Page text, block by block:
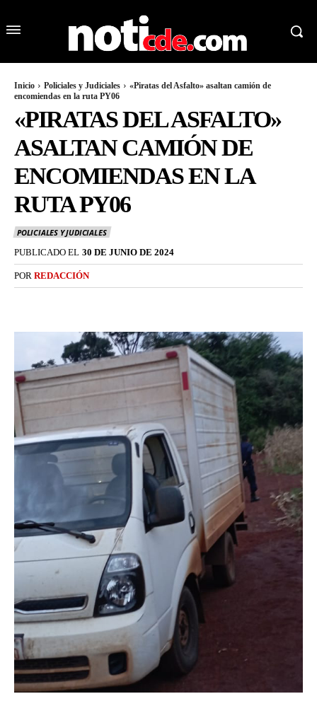
Inicio Policiales y Judiciales
«Piratas del Asfalto» asaltan camión de
encomiendas en la ruta PY06
«PIRATAS DEL ASFALTO»
ASALTAN CAMIÓN DE
ENCOMIENDAS EN LA
RUTA PY06
POLICIALES Y JUDICIALES
PUBLICADO EL 30 DE JUNIO DE 2024
POR REDACCIÓN